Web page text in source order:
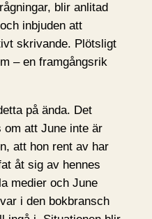
blir anlitad
inbjuden att
skrivande. Plötsligt
– en framgångsrik
på ända. Det
att June inte är
att hon rent av har
åt sig av hennes
medier och June
i den bokbransch